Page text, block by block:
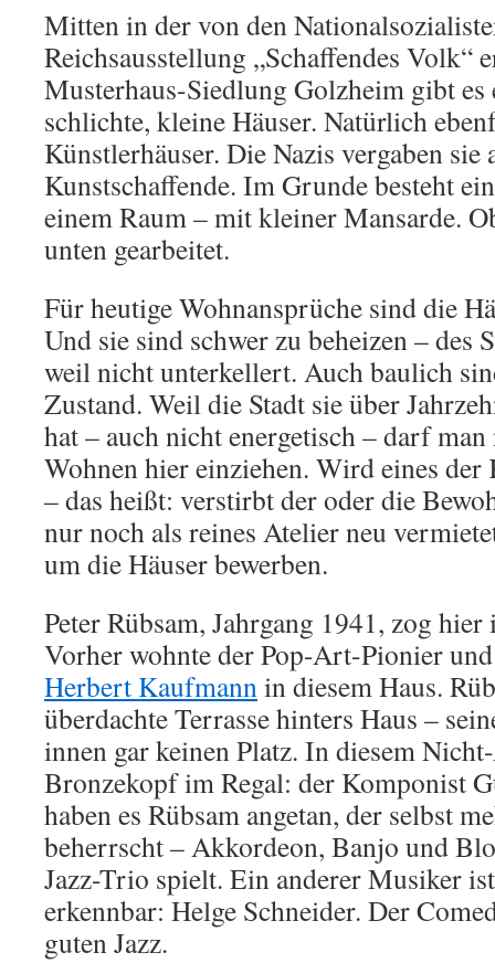
Mitten in der von den
Reichsausstellung „Schaffendes Volk“
Musterhaus-Siedlung Golzheim gibt es
schlichte, kleine Häuser. Natürlich
Künstlerhäuser. Die Nazis vergaben
Kunstschaffende. Im Grunde besteht
einem Raum – mit kleiner Mansarde.
unten gearbeitet.
Für heutige Wohnansprüche sind die
Und sie sind schwer zu beheizen – des
weil nicht unterkellert. Auch baulich
Zustand. Weil die Stadt sie über
hat – auch nicht energetisch – darf
Wohnen hier einziehen. Wird eines der
– das heißt: verstirbt der oder die
nur noch als reines Atelier neu
um die Häuser bewerben.
Peter Rübsam, Jahrgang 1941, zog
Vorher wohnte der Pop-Art-Pionier
Herbert Kaufmannin diesem Haus.
überdachte Terrasse hinters Haus –
innen gar keinen Platz. In diesem
Bronzekopf im Regal: der Komponist
haben es Rübsam angetan, der selbst
beherrscht – Akkordeon, Banjo und
Jazz-Trio spielt. Ein anderer Musiker
erkennbar: Helge Schneider. Der
guten Jazz.